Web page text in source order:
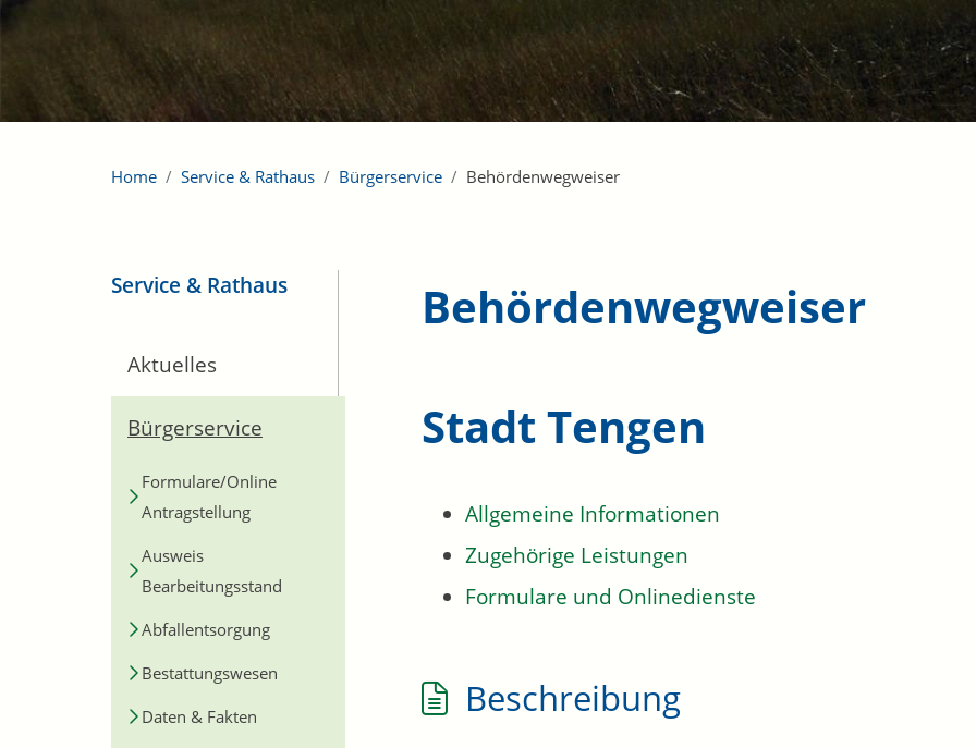
Home Service & Rathaus Bürgerservice Behördenwegweiser
Service & Rathaus
Aktuelles
Bürgerservice
Formulare/Online
Antragstellung
Ausweis
Bearbeitungsstand
Abfallentsorgung
Bestattungswesen
Daten & Fakten
Behördenwegweiser
Stadt Tengen
Allgemeine Informationen
Zugehörige Leistungen
Formulare und Onlinedienste
Beschreibung